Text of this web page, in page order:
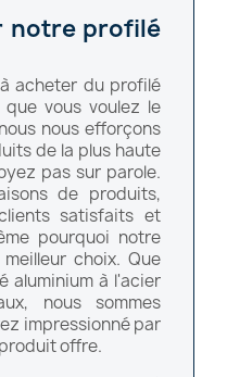
notre profilé
acheter du profilé
que vous voulez le
nous efforçons
de la plus haute
pas sur parole.
de produits,
satisfaits et
pourquoi notre
choix. Que
aluminium à l'acier
nous sommes
impressionné par
offre.